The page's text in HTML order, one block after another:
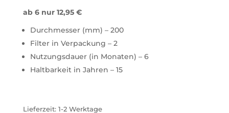
ab 6 nur 12,95 €
Durchmesser (mm) – 200
Filter in Verpackung – 2
Nutzungsdauer (in Monaten) – 6
Haltbarkeit in Jahren – 15
Lieferzeit: 1-2 Werktage